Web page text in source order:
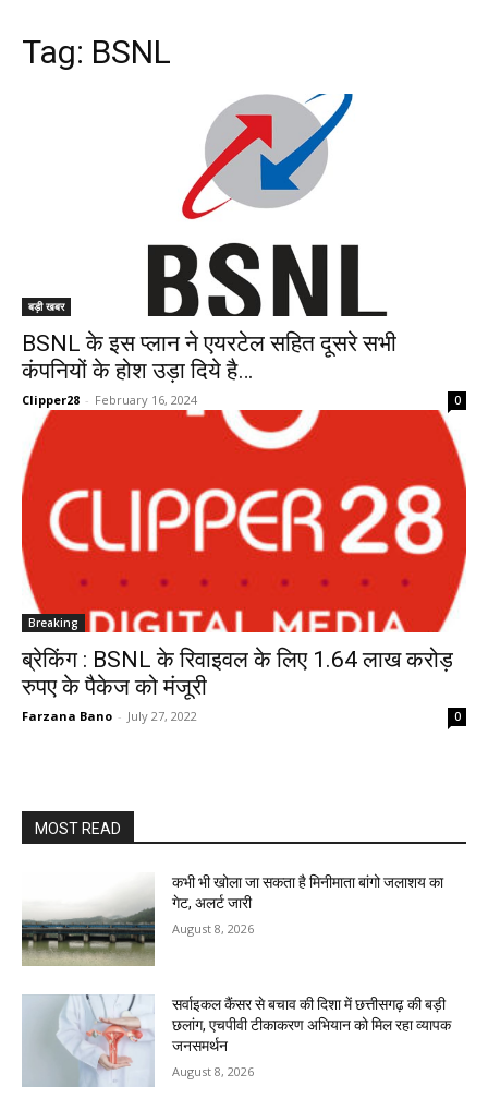
Tag: BSNL
बड़ी खबर
BSNL के इस प्लान ने एयरटेल सहित दूसरे सभी
कंपनियों के होश उड़ा दिये है…
Clipper28 - February 16, 2024 0
Breaking
ब्रेकिंग : BSNL के रिवाइवल के लिए 1.64 लाख करोड़
रुपए के पैकेज को मंजूरी
Farzana Bano - July 27, 2022 0
MOST READ
कभी भी खोला जा सकता है मिनीमाता बांगो जलाशय का
गेट, अलर्ट जारी
August 8, 2026
सर्वाइकल कैंसर से बचाव की दिशा में छत्तीसगढ़ की बड़ी
छलांग, एचपीवी टीकाकरण अभियान को मिल रहा व्यापक
जनसमर्थन
August 8, 2026